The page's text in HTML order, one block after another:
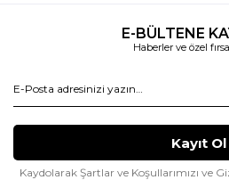
E-BÜLTENE
Haberler ve özel
Kaydolarak Şartlar ve Koşullarımızı ve